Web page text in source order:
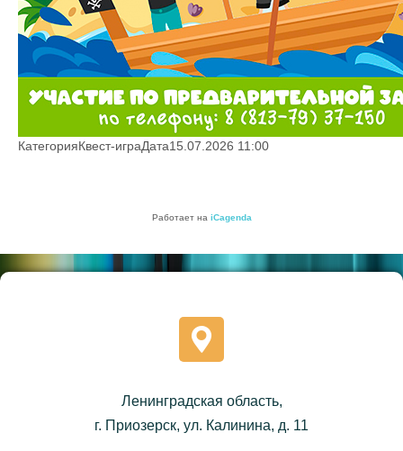
КатегорияКвест-играДата15.07.2026 11:00
Работает на iCagenda
Ленинградская область,
г. Приозерск, ул. Калинина, д. 11